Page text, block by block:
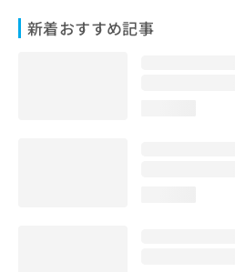
新着おすすめ記事
問